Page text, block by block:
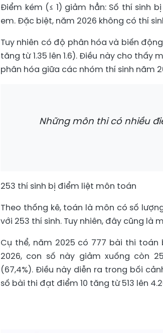
Điểm kém (≤ 1) giảm hẳn: Số thí sinh
em. Đặc biệt, năm 2026 không có thí
Tuy nhiên có độ phân hóa và biến
tăng từ 1.35 lên 1.6). Điều này cho
phân hóa giữa các nhóm thí sinh năm
Những môn thi có nhiều
253 thí sinh bị điểm liệt môn toán
Theo thống kê, toán là môn có số
với 253 thí sinh. Tuy nhiên, đây cũng là
Cụ thể, năm 2025 có 777 bài thi
2026, con số này giảm xuống còn
(67,4%). Điều này diễn ra trong bối
số bài thi đạt điểm 10 tăng từ 513 lên